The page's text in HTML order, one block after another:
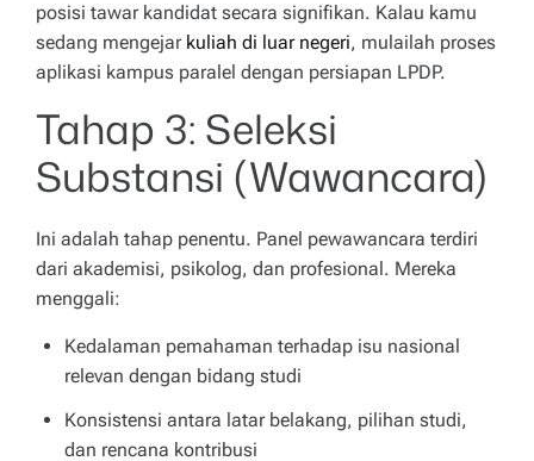
posisi tawar kandidat secara signifikan. Kalau kamu
sedang mengejar kuliah di luar negeri, mulailah proses
aplikasi kampus paralel dengan persiapan LPDP.
Tahap 3: Seleksi
Substansi (Wawancara)
Ini adalah tahap penentu. Panel pewawancara terdiri
dari akademisi, psikolog, dan profesional. Mereka
menggali:
Kedalaman pemahaman terhadap isu nasional
relevan dengan bidang studi
Konsistensi antara latar belakang, pilihan studi,
dan rencana kontribusi